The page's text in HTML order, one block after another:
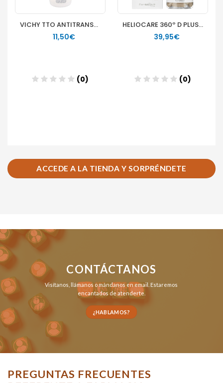
ACCEDE A LA TIENDA Y SORPRÉNDETE
CONTÁCTANOS
Visítanos, llámanosomándanos en email . Estaremos
encantados de atenderte.
¿HABLAMOS?
PREGUNTAS FRECUENTES